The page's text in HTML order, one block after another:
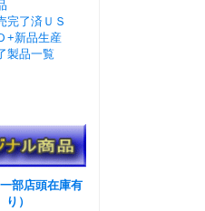
完了済ＵＳ
+新品生産
製品一覧
部店頭在庫有
り）